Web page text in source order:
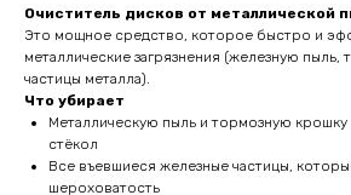
Очиститель дисков от металлической
Это мощное средство, которое быстро и
металлические загрязнения (железную пыль,
частицы металла).
Что убирает
Металлическую пыль и тормозную крошку
стёкол
Все въевшиеся железные частицы,
шероховатость